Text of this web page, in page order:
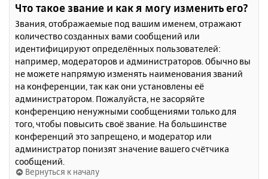
Что такое звание и как я могу изменить его?
Звания, отображаемые под вашим именем, отражают
количество созданных вами сообщений или
идентифицируют определённых пользователей:
например, модераторов и администраторов. Обычно вы
не можете напрямую изменять наименования званий
на конференции, так как они установлены её
администратором. Пожалуйста, не засоряйте
конференцию ненужными сообщениями только для
того, чтобы повысить своё звание. На большинстве
конференций это запрещено, и модератор или
администратор понизят значение вашего счётчика
сообщений.
Вернуться к началу